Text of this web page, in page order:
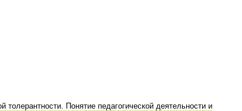
толерантности. Понятие педагогической деятельности и